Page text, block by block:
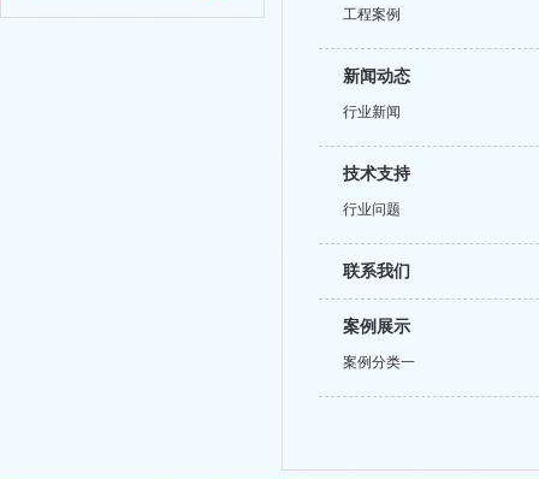
工程案例
新闻动态
行业新闻
技术支持
行业问题
联系我们
案例展示
案例分类一